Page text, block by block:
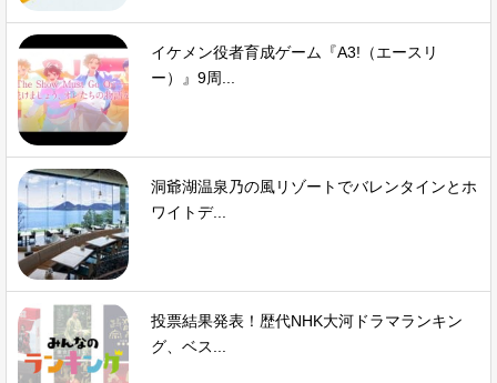
イケメン役者育成ゲーム『A3!（エースリ
ー）』9周...
洞爺湖温泉乃の風リゾートでバレンタインとホ
ワイトデ...
投票結果発表！歴代NHK大河ドラマランキン
グ、ベス...